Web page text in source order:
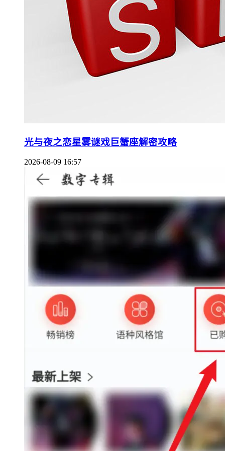
光与夜之恋星雾谜戏巨蟹座解密攻略
2026-08-09 16:57